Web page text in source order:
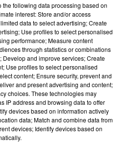
the following data processing based on
interest: Store and/or access
data to select advertising; Create
Use profiles to select personalised
performance; Measure content
through statistics or combinations
Develop and improve services; Create
Use profiles to select personalised
content; Ensure security, prevent and
and present advertising and content;
choices. These technologies may
IP address and browsing data to offer
devices based on information actively
data; Match and combine data from
devices; Identify devices based on